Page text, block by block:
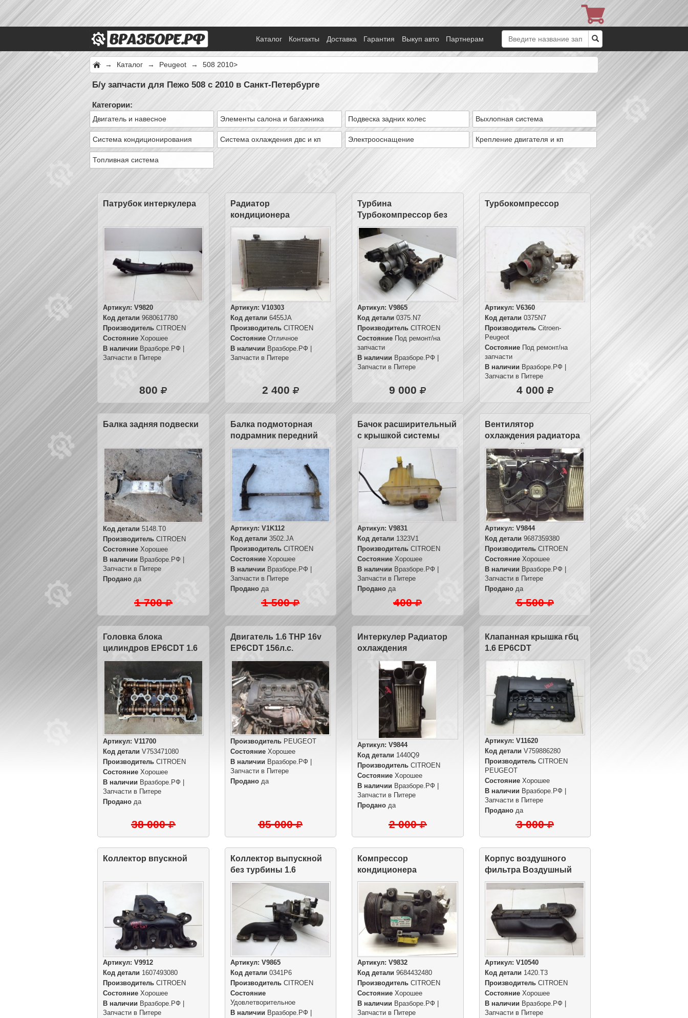
Каталог Контакты Доставка Гарантия Выкуп авто Партнерам
→ Каталог → Peugeot → 508 2010>
Б/у запчасти для Пежо 508 с 2010 в Санкт-Петербурге
Категории:
Двигатель и навесное Элементы салона и багажника Подвеска задних колес Выхлопная система
Система кондиционирования Система охлаждения двс и кп Электрооснащение Крепление двигателя и кп
Топливная система
Патрубок интеркулера
Артикул: V9820
Код детали 9680617780
Производитель CITROEN
Состояние Хорошее
В наличии Вразборе.РФ |
Запчасти в Питере
800
Радиатор
кондиционера
Артикул: V10303
Код детали 6455JA
ПроизводительCITROEN
СостояниеОтличное
В наличии Вразборе.РФ |
Запчасти в Питере
2 400
Турбина
Турбокомпрессор без
коллектора
Артикул: V9865
Код детали 0375.N7
Производитель CITROEN
Состояние Под ремонт/на
запчасти
В наличии Вразборе.РФ |
Запчасти в Питере
9 000
Турбокомпрессор
Артикул: V6360
Код детали0375N7
ПроизводительCitroen-
Peugeot
СостояниеПод ремонт/на
запчасти
В наличии Вразборе.РФ |
Запчасти в Питере
4 000
Балка задняя подвески
Код детали 5148.T0
Производитель CITROEN
Состояние Хорошее
В наличии Вразборе.РФ |
Запчасти в Питере
Продано да
1 700
Балка подмоторная
подрамник передний
Артикул: V1K112
Код детали 3502.JA
ПроизводительCITROEN
СостояниеХорошее
В наличии Вразборе.РФ |
Запчасти в Питере
Проданода
1 500
Бачок расширительный
с крышкой системы
охлаждения
Артикул: V9831
Код детали 1323V1
Производитель CITROEN
Состояние Хорошее
В наличии Вразборе.РФ |
Запчасти в Питере
Продано да
400
Вентилятор
охлаждения радиатора
основной
Артикул: V9844
Код детали 9687359380
ПроизводительCITROEN
СостояниеХорошее
В наличии Вразборе.РФ |
Запчасти в Питере
Проданода
5 500
Головка блока
цилиндров EP6CDT 1.6
Turbo 5FV
Артикул: V11700
Код детали V753471080
Производитель CITROEN
Состояние Хорошее
В наличии Вразборе.РФ |
Запчасти в Питере
Продано да
38 000
Двигатель 1.6 THP 16v
EP6CDT 156л.с.
ПроизводительPEUGEOT
СостояниеХорошее
В наличии Вразборе.РФ |
Запчасти в Питере
Проданода
85 000
Интеркулер Радиатор
охлаждения
наддувочного воздуха
Артикул: V9844
Код детали 1440Q9
Производитель CITROEN
Состояние Хорошее
В наличии Вразборе.РФ |
Запчасти в Питере
Продано да
2 000
Клапанная крышка гбц
1.6 EP6CDT
Артикул: V11620
Код детали V759886280
ПроизводительCITROEN
PEUGEOT
СостояниеХорошее
В наличии Вразборе.РФ |
Запчасти в Питере
Проданода
3 000
Коллектор впускной
Артикул: V9912
Код детали 1607493080
Производитель CITROEN
Состояние Хорошее
В наличии Вразборе.РФ |
Запчасти в Питере
Коллектор выпускной
без турбины 1.6
EP6CDT
Артикул: V9865
Код детали 0341P6
ПроизводительCITROEN
Состояние
Удовлетворительное
В наличии Вразборе.РФ |
Компрессор
кондиционера
Артикул: V9832
Код детали 9684432480
Производитель CITROEN
Состояние Хорошее
В наличии Вразборе.РФ |
Запчасти в Питере
Корпус воздушного
фильтра Воздушный
фильтр
Артикул: V10540
Код детали 1420.T3
ПроизводительCITROEN
СостояниеХорошее
В наличии Вразборе.РФ |
Запчасти в Питере